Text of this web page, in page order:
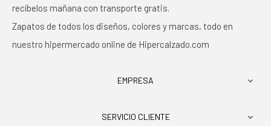
recíbelos mañana con transporte gratis.
Zapatos de todos los diseños, colores y marcas, todo en
nuestro hipermercado online de Hipercalzado.com
EMPRESA 
SERVICIO CLIENTE 